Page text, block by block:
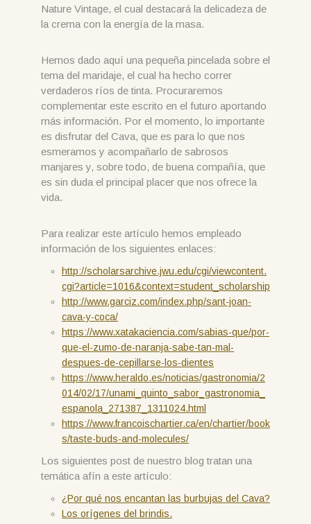
Nature Vintage, el cual destacará la delicadeza de
la crema con la energía de la masa.
Hemos dado aquí una pequeña pincelada sobre el
tema del maridaje, el cual ha hecho correr
verdaderos ríos de tinta. Procuraremos
complementar este escrito en el futuro aportando
más información. Por el momento, lo importante
es disfrutar del Cava, que es para lo que nos
esmeramos y acompañarlo de sabrosos
manjares y, sobre todo, de buena compañía, que
es sin duda el principal placer que nos ofrece la
vida.
Para realizar este artículo hemos empleado
información de los siguientes enlaces:
http://scholarsarchive.jwu.edu/cgi/viewcontent.
cgi?article=1016&context=student_scholarship
http://www.garciz.com/index.php/sant-joan-
cava-y-coca/
https://www.xatakaciencia.com/sabias-que/por-
que-el-zumo-de-naranja-sabe-tan-mal-
despues-de-cepillarse-los-dientes
https://www.heraldo.es/noticias/gastronomia/2
014/02/17/unami_quinto_sabor_gastronomia_
espanola_271387_1311024.html
https://www.francoischartier.ca/en/chartier/book
s/taste-buds-and-molecules/
Los siguientes post de nuestro blog tratan una
temática afín a este artículo:
¿Por qué nos encantan las burbujas del Cava?
Los orígenes del brindis.